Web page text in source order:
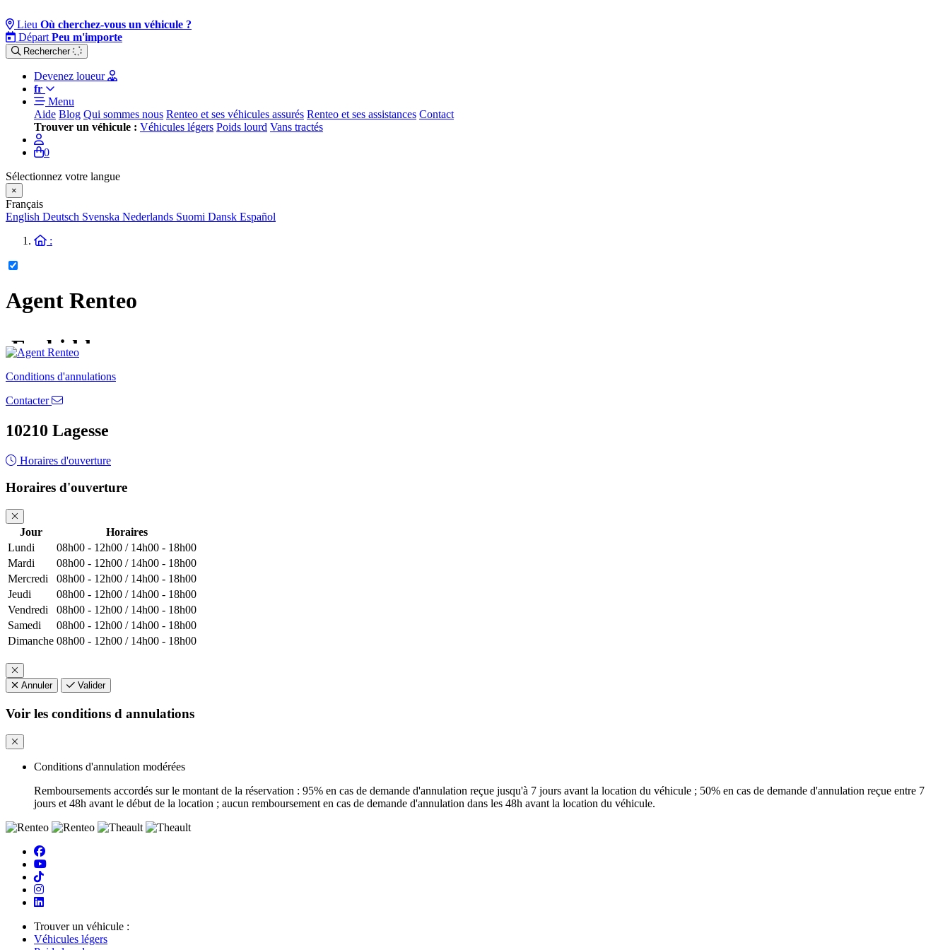
Lieu Où cherchez-vous un véhicule ?
Départ Peu m'importe
Rechercher
Devenez loueur
fr
Menu
Aide Blog Qui sommes nous Renteo et ses véhicules assurés Renteo et ses assistances Contact
Trouver un véhicule : Véhicules légers Poids lourd Vans tractés
0
Sélectionnez votre langue
×
Français
English Deutsch Svenska Nederlands Suomi Dansk Español
:
Agent Renteo
Conditions d'annulations
Contacter
10210 Lagesse
Horaires d'ouverture
Horaires d'ouverture
Jour
Horaires
Lundi
08h00 - 12h00 / 14h00 - 18h00
Mardi
08h00 - 12h00 / 14h00 - 18h00
Mercredi
08h00 - 12h00 / 14h00 - 18h00
Jeudi
08h00 - 12h00 / 14h00 - 18h00
Vendredi
08h00 - 12h00 / 14h00 - 18h00
Samedi
08h00 - 12h00 / 14h00 - 18h00
Dimanche 08h00 - 12h00 / 14h00 - 18h00
Annuler Valider
Voir les conditions d annulations
Conditions d'annulation modérées
Remboursements accordés sur le montant de la réservation : 95% en cas de demande d'annulation reçue jusqu'à 7 jours avant la location du véhicule ; 50% en cas de demande d'annulation reçue entre 7
jours et 48h avant le début de la location ; aucun remboursement en cas de demande d'annulation dans les 48h avant la location du véhicule.
Trouver un véhicule :
Véhicules légers